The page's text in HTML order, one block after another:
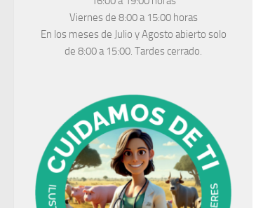
Viernes de 8:00 a 15:00 horas
En los meses de Julio y Agosto abierto solo
de 8:00 a 15:00. Tardes cerrado.